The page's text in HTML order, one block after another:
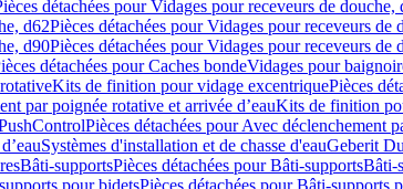
détachées pour Vidages pour receveurs de douche,
d62Pièces détachées pour Vidages pour receveurs de
d90Pièces détachées pour Vidages pour receveurs de
détachées pour Caches bondeVidages pour
Kits de finition pour vidage excentriquePièces
par poignée rotative et arrivée d’eauKits de finition
Pièces détachées pour Avec déclenchement
Systèmes d'installation et de chasse d'eauGeberit
Bâti-supportsPièces détachées pour Bâti-supportsBâti-
pour bidetsPièces détachées pour Bâti-supports